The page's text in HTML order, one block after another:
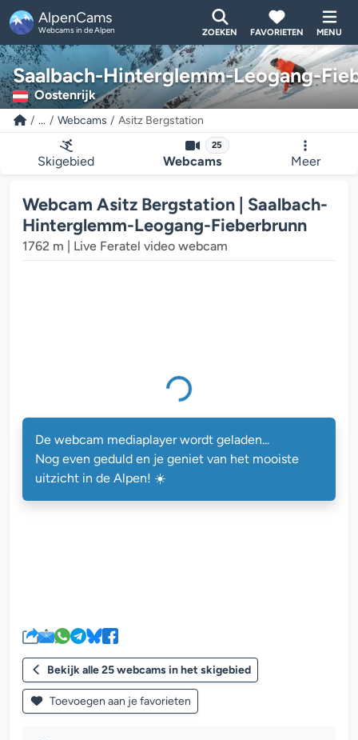
AlpenCams
Webcams in de Alpen ZOEKEN FAVORIETEN MENU
Saalbach-Hinterglemm-Leogang-
Oostenrijk
... Webcams Asitz Bergstation
Skigebied
25
Webcams Meer
Webcam Asitz Bergstation | Saalbach-
Hinterglemm-Leogang-Fieberbrunn
1762 m | Live Feratel video webcam
De webcam mediaplayer wordt geladen...
De webcam mediaplayer wordt geladen...
Nog even geduld en je geniet van het mooiste
uitzicht in de Alpen! ☀️
Bekijk alle 25 webcams in het skigebied
Toevoegen aan je favorieten